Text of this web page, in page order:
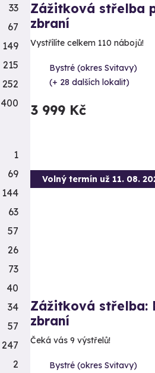
Zážitková střelba
zbraní
Vystřílíte celkem 110 nábojů!
Bystré (okres Svitavy)
(+ 28 dalších lokalit)
3 999 Kč
Volný termín už 11. 08.
Zážitková střelba:
zbraní
Čeká vás 9 výstřelů!
Bystré (okres Svitavy)
33
67
149
215
252
400
1
69
144
63
57
26
73
40
34
57
247
2